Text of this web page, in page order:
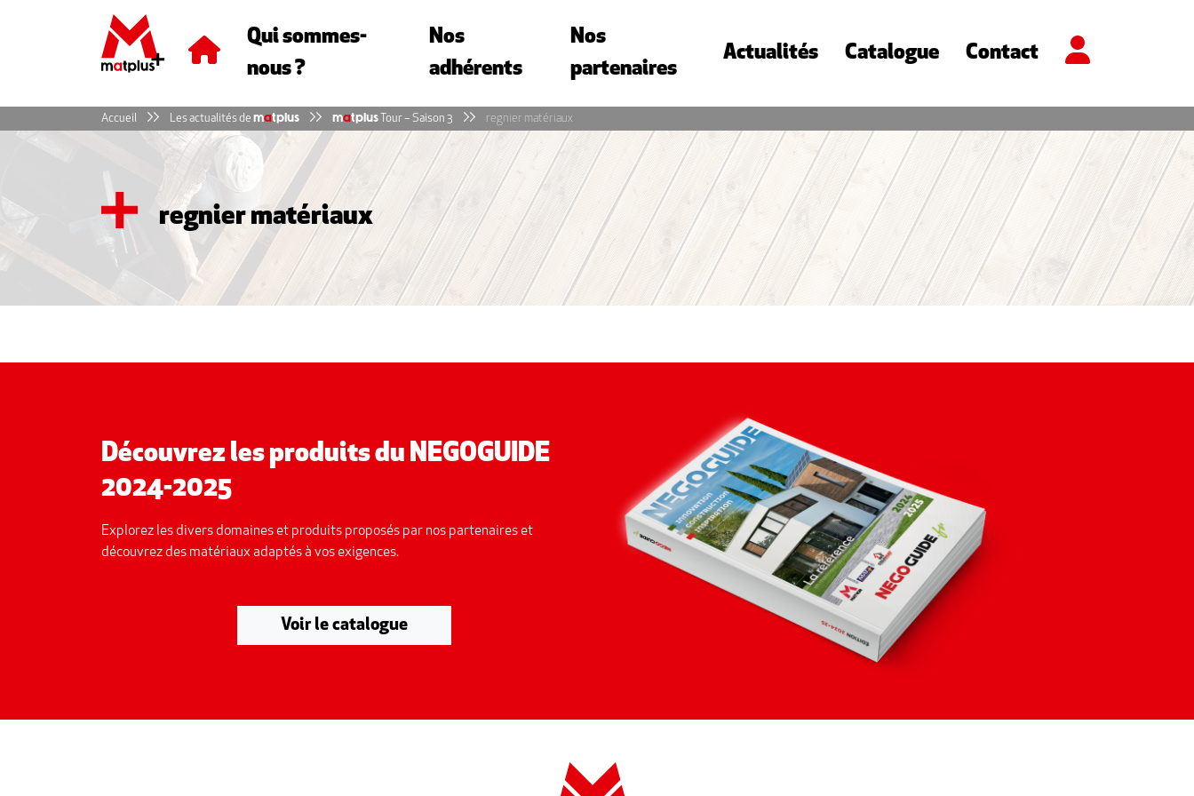
Qui sommes-
nous ?
Nos
adhérents
Nos
partenaires
Actualités Catalogue Contact
Accueil Les actualités de matplus matplus Tour – Saison 3 regnier matériaux
regnier matériaux
Découvrez les produits du NEGOGUIDE
2024-2025
Explorez les divers domaines et produits proposés par nos partenaires et
découvrez des matériaux adaptés à vos exigences.
Voir le catalogue